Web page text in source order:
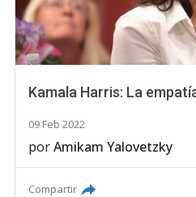
Kamala Harris: La
09 Feb 2022
porAmikam Yalovetzky
Compartir